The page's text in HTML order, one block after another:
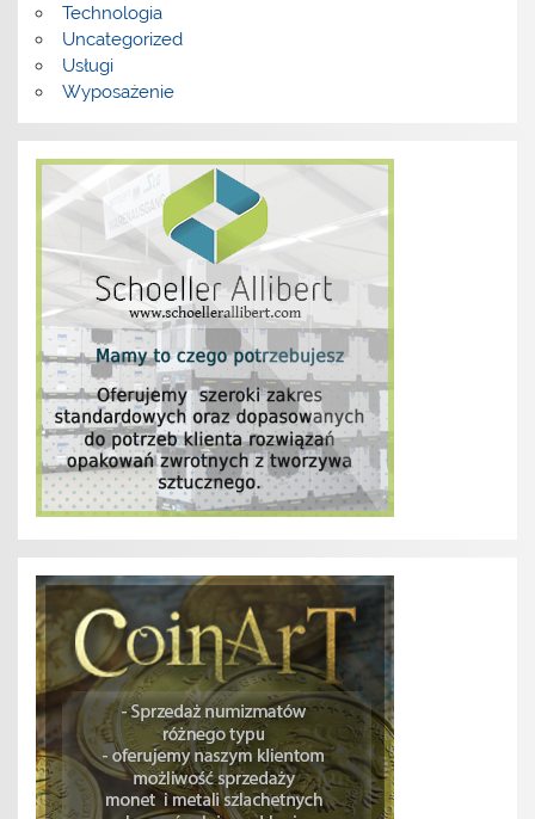
Technologia
Uncategorized
Usługi
Wyposażenie